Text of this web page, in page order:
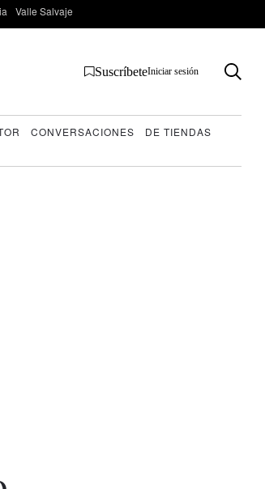
Valle Salvaje
SuscríbeteIniciar sesión
CONVERSACIONES
DE TIENDAS